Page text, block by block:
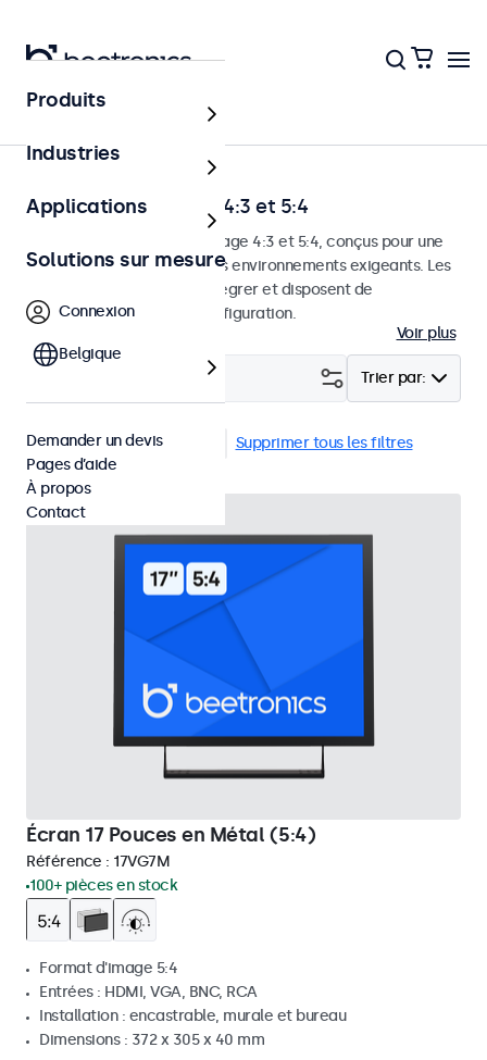
Accueil
Moniteurs au format 4:3 et 5:4
Moniteurs aux formats d'image 4:3 et 5:4, conçus pour une
utilisation continue dans des environnements exigeants. Les
moniteurs sont faciles à intégrer et disposent de
nombreuses options de configuration.
Voir plus
Trier par:
4:3 / 5:4 VESA 100 x 100 Supprimer tous les filtres
Écran 17 Pouces en Métal (5:4)
Référence : 17VG7M
100+ pièces en stock
Format d'image 5:4
Entrées : HDMI, VGA, BNC, RCA
Installation : encastrable, murale et bureau
Dimensions : 372 x 305 x 40 mm
Produits
Industries
Applications
Solutions sur mesure
Connexion
Belgique
Demander un devis
Pages d’aide
À propos
Contact